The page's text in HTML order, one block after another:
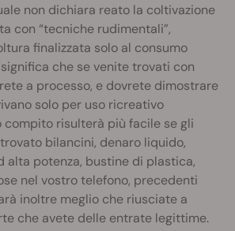
non dichiara reato la coltivazione
con “tecniche rudimentali”,
finalizzata solo al consumo
che se venite trovati con
a processo, e dovrete dimostrare
solo per uso ricreativo
compito risulterà più facile se gli
bilancini, denaro liquido,
alta potenza, bustine di plastica,
nel vostro telefono, precedenti
inoltre meglio che riusciate a
che avete delle entrate legittime.